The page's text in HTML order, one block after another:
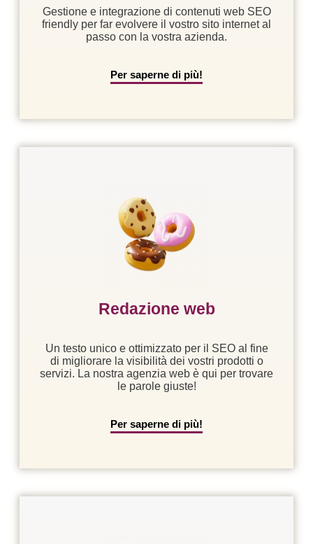
Gestione e integrazione di contenuti web SEO
friendly per far evolvere il vostro sito internet al
passo con la vostra azienda.
Per saperne di più!
Redazione web
Un testo unico e ottimizzato per il SEO al fine
di migliorare la visibilità dei vostri prodotti o
servizi. La nostra agenzia web è qui per trovare
le parole giuste!
Per saperne di più!